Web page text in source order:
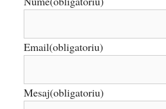
Email(obligatoriu)
Mesaj(obligatoriu)